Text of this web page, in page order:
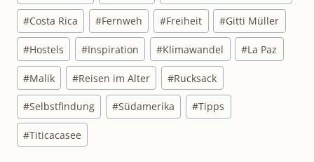
#Costa Rica #Fernweh #Freiheit #Gitti Müller
#Hostels #Inspiration #Klimawandel #La Paz
#Malik #Reisen im Alter #Rucksack
#Selbstfindung #Südamerika #Tipps
#Titicacasee